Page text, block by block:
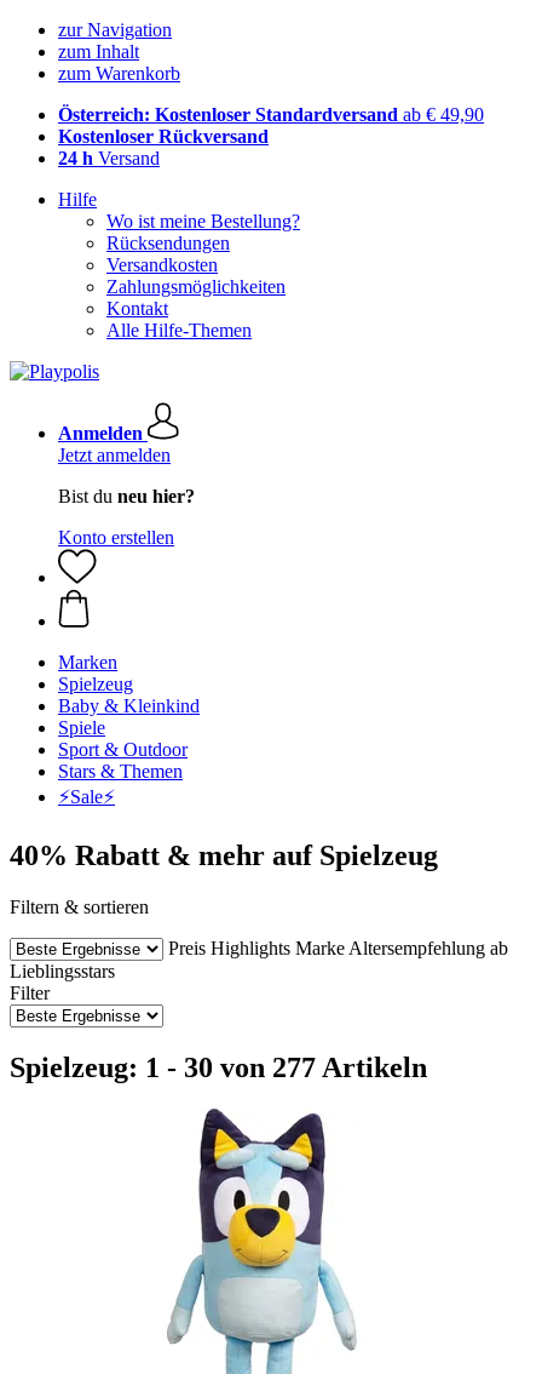
zur Navigation
zum Inhalt
zum Warenkorb
Österreich: Kostenloser Standardversand ab € 49,90
Kostenloser Rückversand
24 h Versand
Hilfe
Wo ist meine Bestellung?
Rücksendungen
Versandkosten
Zahlungsmöglichkeiten
Kontakt
Alle Hilfe-Themen
Anmelden
Jetzt anmelden
Bist du neu hier?
Konto erstellen
Marken
Spielzeug
Baby & Kleinkind
Spiele
Sport & Outdoor
Stars & Themen
⚡️Sale⚡️
40% Rabatt & mehr auf Spielzeug
Filtern & sortieren
Preis Highlights Marke Altersempfehlung ab
Lieblingsstars
Filter
Spielzeug: 1 - 30 von 277 Artikeln